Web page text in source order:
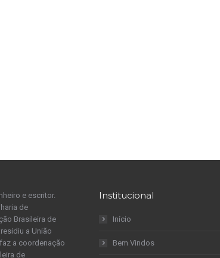
e escritor.
de
Brasileira de
a União
a coordenação
de
Institucional
Início
Bem Vindos